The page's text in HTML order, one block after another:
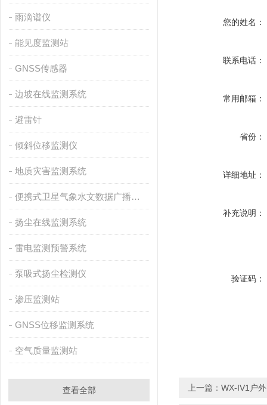
雨滴谱仪
能见度监测站
GNSS传感器
边坡在线监测系统
避雷针
倾斜位移监测仪
地质灾害监测系统
便携式卫星气象水文数据广播接收设备
扬尘在线监测系统
雷电监测预警系统
泵吸式扬尘检测仪
渗压监测站
GNSS位移监测系统
空气质量监测站
查看全部
您的姓名：
联系电话：
常用邮箱：
省份：
详细地址：
补充说明：
验证码：
上一篇： WX-IV1户